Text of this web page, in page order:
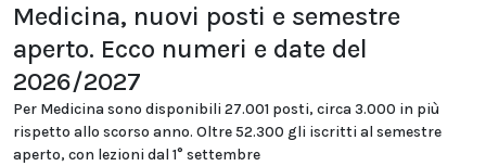
Medicina, nuovi posti e semestre
aperto. Ecco numeri e date del
2026/2027
Per Medicina sono disponibili 27.001 posti, circa 3.000 in più
rispetto allo scorso anno. Oltre 52.300 gli iscritti al semestre
aperto, con lezioni dal 1° settembre